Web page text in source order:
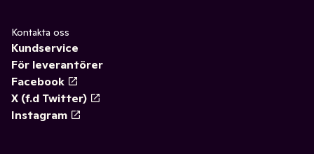
Kontakta oss
Kundservice
För leverantörer
Facebook
X (f.d Twitter)
Instagram